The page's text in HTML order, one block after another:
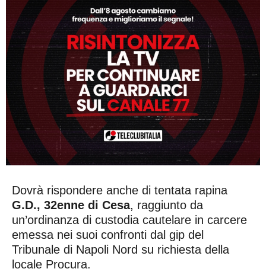
Dovrà rispondere anche di tentata rapina
G.D., 32enne di Cesa, raggiunto da
un’ordinanza di custodia cautelare in carcere
emessa nei suoi confronti dal gip del
Tribunale di Napoli Nord su richiesta della
locale Procura.